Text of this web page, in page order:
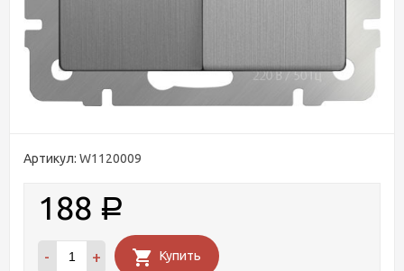
Артикул: W1120009
188 Р
- + Купить